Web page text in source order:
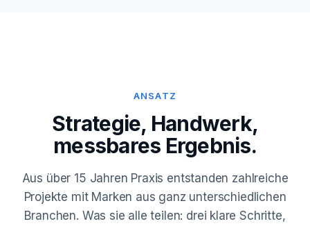
ANSATZ
Strategie, Handwerk,
messbares Ergebnis.
Aus über 15 Jahren Praxis entstanden zahlreiche
Projekte mit Marken aus ganz unterschiedlichen
Branchen. Was sie alle teilen: drei klare Schritte,